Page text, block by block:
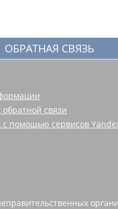
ОБРАТНАЯ СВЯЗЬ
связи
с помощью сервисов